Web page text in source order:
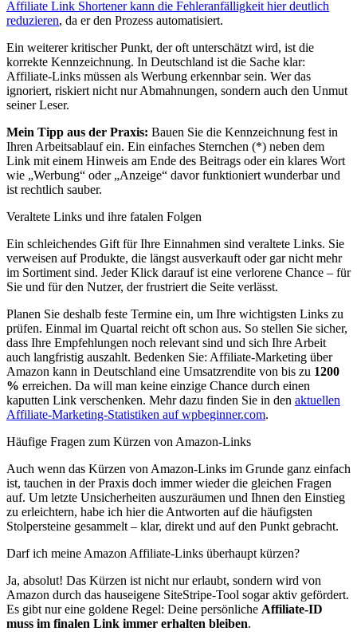
Affiliate Link Shortener kann die Fehleranfälligkeit hier deutlich
reduzieren, da er den Prozess automatisiert.
Ein weiterer kritischer Punkt, der oft unterschätzt wird, ist die
korrekte Kennzeichnung. In Deutschland ist die Sache klar:
Affiliate-Links müssen als Werbung erkennbar sein. Wer das
ignoriert, riskiert nicht nur Abmahnungen, sondern auch den Unmut
seiner Leser.
Mein Tipp aus der Praxis: Bauen Sie die Kennzeichnung fest in
Ihren Arbeitsablauf ein. Ein einfaches Sternchen (*) neben dem
Link mit einem Hinweis am Ende des Beitrags oder ein klares Wort
wie „Werbung“ oder „Anzeige“ davor funktioniert wunderbar und
ist rechtlich sauber.
Veraltete Links und ihre fatalen Folgen
Ein schleichendes Gift für Ihre Einnahmen sind veraltete Links. Sie
verweisen auf Produkte, die längst ausverkauft oder gar nicht mehr
im Sortiment sind. Jeder Klick darauf ist eine verlorene Chance – für
Sie und für den Nutzer, der frustriert die Seite verlässt.
Planen Sie deshalb feste Termine ein, um Ihre wichtigsten Links zu
prüfen. Einmal im Quartal reicht oft schon aus. So stellen Sie sicher,
dass Ihre Empfehlungen noch relevant sind und sich Ihre Arbeit
auch langfristig auszahlt. Bedenken Sie: Affiliate-Marketing über
Amazon kann in Deutschland eine Umsatzrendite von bis zu 1200
% erreichen. Da will man keine einzige Chance durch einen
kaputten Link verschenken. Mehr dazu finden Sie in den aktuellen
Affiliate-Marketing-Statistiken auf wpbeginner.com.
Häufige Fragen zum Kürzen von Amazon-Links
Auch wenn das Kürzen von Amazon-Links im Grunde ganz einfach
ist, tauchen in der Praxis doch immer wieder die gleichen Fragen
auf. Um letzte Unsicherheiten auszuräumen und Ihnen den Einstieg
zu erleichtern, habe ich hier die Antworten auf die häufigsten
Stolpersteine gesammelt – klar, direkt und auf den Punkt gebracht.
Darf ich meine Amazon Affiliate-Links überhaupt kürzen?
Ja, absolut! Das Kürzen ist nicht nur erlaubt, sondern wird von
Amazon durch das hauseigene SiteStripe-Tool sogar aktiv gefördert.
Es gibt nur eine goldene Regel: Deine persönliche Affiliate-ID
muss im finalen Link immer erhalten bleiben.